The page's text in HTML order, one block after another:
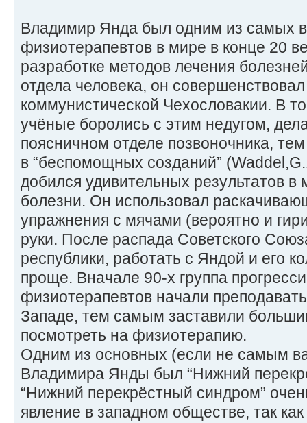
Владимир Янда был одним из самых
физиотерапевтов в мире в конце 20
разработке методов лечения
отдела человека, он
коммунистической Чехословакии. В
учёные боролись с этим недугом,
поясничном отделе позвоночника,
в “беспомощных созданий”
добился удивительных результатов в
болезни. Он использовал
упражнения с мячами (вероятно и
руки. После распада Советского
республики, работать с Яндой и его
проще. Вначале 90-х группа
физиотерапевтов начали
Западе, тем самым заставили
посмотреть на физиотерапию.
Одним из основных (если не самым
Владимира Янды был “Нижний
“Нижний перекрёстный синдром”
явление в западном обществе, так